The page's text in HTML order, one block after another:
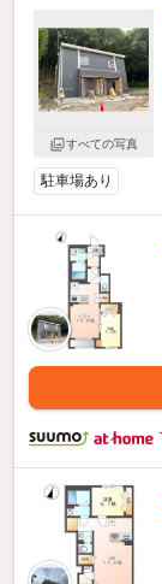
すべての写真
駐車場あり